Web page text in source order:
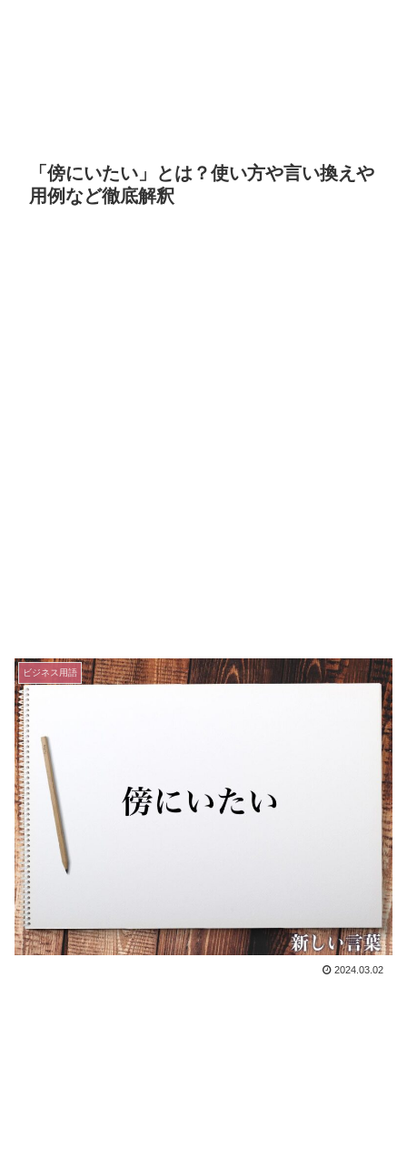
「傍にいたい」とは？使い方や言い換えや
用例など徹底解釈
ビジネス用語
2024.03.02